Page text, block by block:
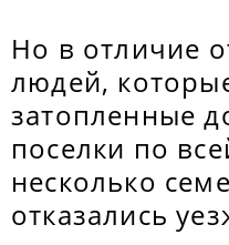
Но в отличие
людей,
затопленные
поселки по
несколько
отказались